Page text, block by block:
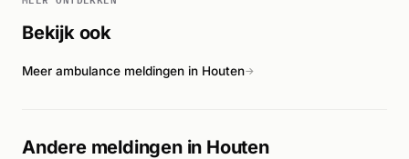
Bekijk ook
Meer ambulance meldingen in Houten→
Andere meldingen in Houten